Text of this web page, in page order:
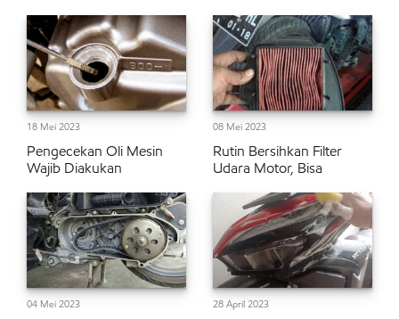
18 Mei 2023
Pengecekan Oli Mesin
Wajib Diakukan
08 Mei 2023
Rutin Bersihkan Filter
Udara Motor, Bisa
04 Mei 2023 28 April 2023